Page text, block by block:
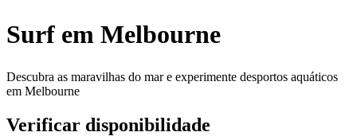
Surf em Melbourne
Descubra as maravilhas do mar e experimente desportos aquáticos
em Melbourne
Verificar disponibilidade